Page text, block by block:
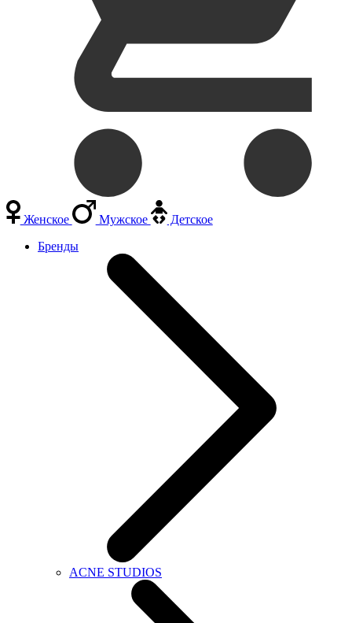
Женское Мужское
Детское
Бренды
ACNE STUDIOS